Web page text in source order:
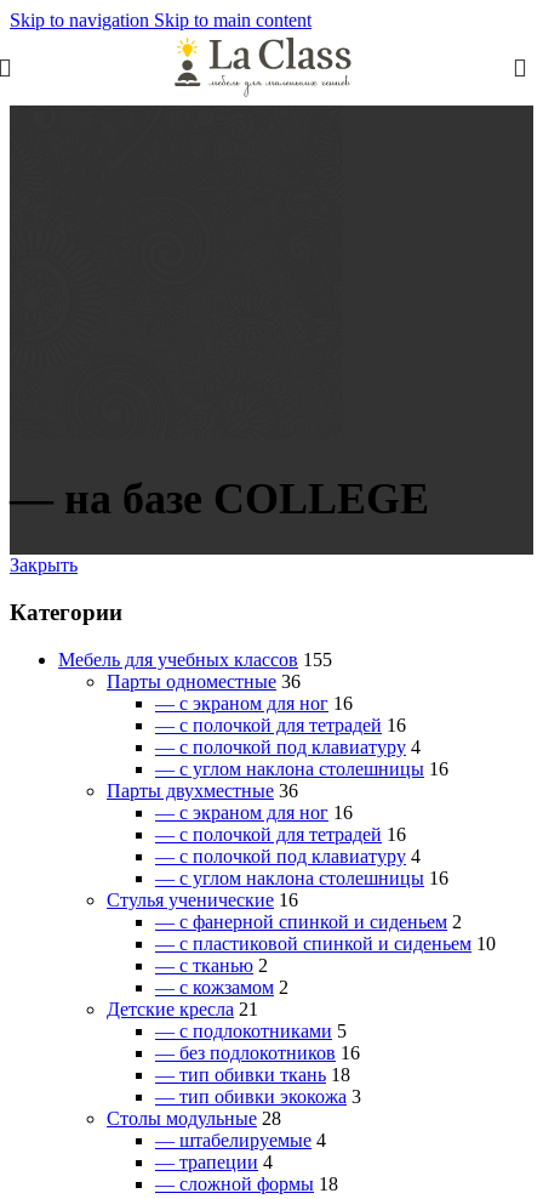
Skip to navigation Skip to main content
— на базе COLLEGE
Закрыть
Категории
Мебель для учебных классов 155
Парты одноместные 36
— c экраном для ног 16
— c полочкой для тетрадей 16
— c полочкой под клавиатуру 4
— c углом наклона столешницы 16
Парты двухместные 36
— c экраном для ног 16
— c полочкой для тетрадей 16
— c полочкой под клавиатуру 4
— c углом наклона столешницы 16
Стулья ученические 16
— c фанерной спинкой и сиденьем 2
— c пластиковой спинкой и сиденьем 10
— c тканью 2
— c кожзамом 2
Детские кресла 21
— c подлокотниками 5
— без подлокотников 16
— тип обивки ткань 18
— тип обивки экокожа 3
Столы модульные 28
— штабелируемые 4
— трапеции 4
— сложной формы 18